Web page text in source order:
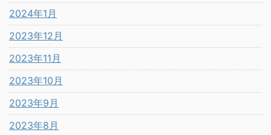
2024年1月
2023年12月
2023年11月
2023年10月
2023年9月
2023年8月